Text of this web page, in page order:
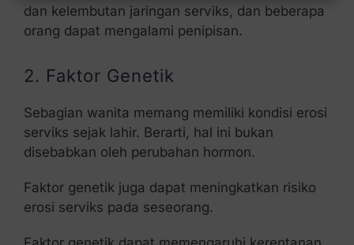
dan kelembutan jaringan serviks, dan beberapa
orang dapat mengalami penipisan.
2. Faktor Genetik
Sebagian wanita memang memiliki kondisi erosi
serviks sejak lahir. Berarti, hal ini bukan
disebabkan oleh perubahan hormon.
Faktor genetik juga dapat meningkatkan risiko
erosi serviks pada seseorang.